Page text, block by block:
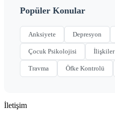
Popüler Konular
Anksiyete Depresyon
Çocuk Psikolojisi İlişkiler
Travma Öfke Kontrolü
İletişim